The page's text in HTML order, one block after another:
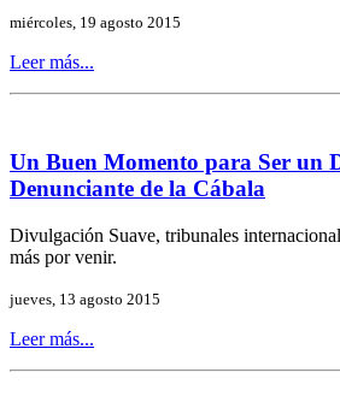
miércoles, 19 agosto 2015
Leer más...
Un Buen Momento para Ser un
Denunciante de la Cábala
Divulgación Suave, tribunales
más por venir.
jueves, 13 agosto 2015
Leer más...